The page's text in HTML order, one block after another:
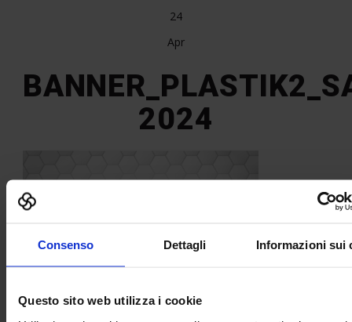
Consenso Dettagli Informazioni sui
Questo sito web utilizza i cookie
24
Apr
2024